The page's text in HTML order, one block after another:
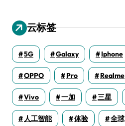
云标签
5G Galaxy Iphone
OPPO Pro Realme
Vivo 一加 三星
人工智能 体验 全球